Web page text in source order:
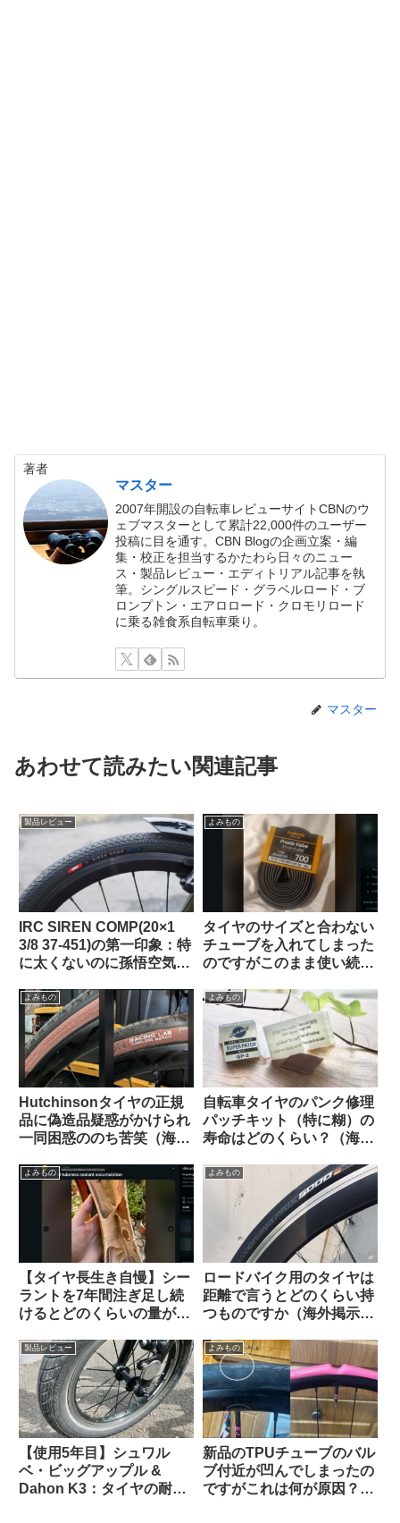
著者
マスター
2007年開設の自転車レビューサイトCBNのウ
ェブマスターとして累計22,000件のユーザー
投稿に目を通す。CBN Blogの企画立案・編
集・校正を担当するかたわら日々のニュー
ス・製品レビュー・エディトリアル記事を執
筆。シングルスピード・グラベルロード・ブ
ロンプトン・エアロロード・クロモリロード
に乗る雑食系自転車乗り。
マスター
あわせて読みたい関連記事
製品レビュー
IRC SIREN COMP(20×1
3/8 37-451)の第一印象：特
に太くないのに孫悟空気分
（ガチ競技用の高級タイ
ヤ）【Tern Crest カスタマ
イズ】
よみもの
タイヤのサイズと合わない
チューブを入れてしまった
のですがこのまま使い続け
外掲示板より）
よみもの
Hutchinsonタイヤの正規
品に偽造品疑惑がかけられ
一同困惑ののち苦笑（海外
よみもの
自転車タイヤのパンク修理
パッチキット（特に糊）の
寿命はどのくらい？（海外
よみもの
【タイヤ長生き自慢】シー
ラントを7年間注ぎ足し続
けるとどのくらいの量が溜
ら）
よみもの
ロードバイク用のタイヤは
距離で言うとどのくらい持
つものですか（海外掲示板
製品レビュー
【使用5年目】シュワル
ベ・ビッグアップル &
Dahon K3：タイヤの耐久
よみもの
新品のTPUチューブのバル
ブ付近が凹んでしまったの
ですがこれは何が原因？